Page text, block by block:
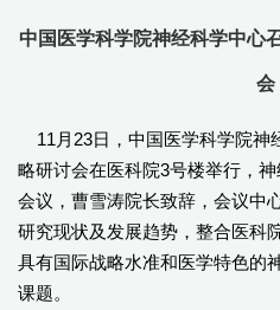
中国医学科学院神经科学中心
会
11月23日，中国医学科学院神
略研讨会在医科院3号楼举行，
会议，曹雪涛院长致辞，会议中
研究现状及发展趋势，整合医科
具有国际战略水准和医学特色的
课题。